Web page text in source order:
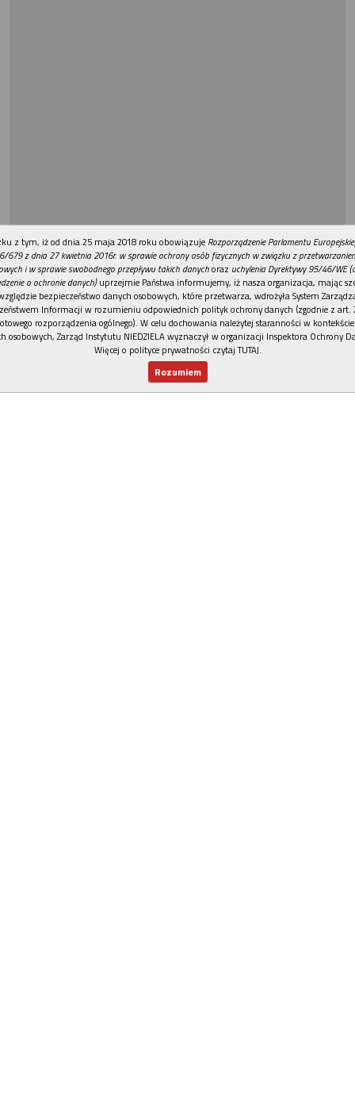
REKLAMA
z tym, iż od dnia 25 maja 2018 roku obowiązuje Rozporządzenie Parlamentu
679 z dnia 27 kwietnia 2016r. w sprawie ochrony osób fizycznych w związku z
i w sprawie swobodnego przepływu takich danychoraz uchylenia Dyrektywy 95/46/WE
o ochronie danych)uprzejmie Państwa informujemy, iż nasza organizacja, mając
bezpieczeństwo danych osobowych, które przetwarza, wdrożyła System
Informacji w rozumieniu odpowiednich polityk ochrony danych (zgodnie z art.
rozporządzenia ogólnego). W celu dochowania należytej staranności w
osobowych, Zarząd Instytutu NIEDZIELA wyznaczył w organizacji Inspektora Ochrony
Więcej o polityce prywatności czytaj TUTAJ.
Rozumiem